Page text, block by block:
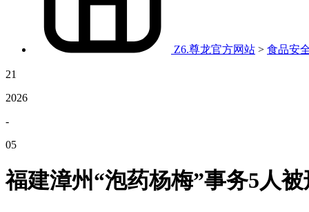
Z6.尊龙官方网站 > 食品安
21
2026
-
05
福建漳州“泡药杨梅”事务5人